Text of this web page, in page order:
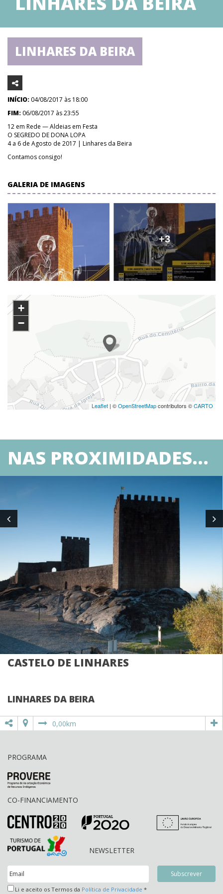
LINHARES DA BEIRA
INÍCIO: 04/08/2017 às 18:00
FIM: 06/08/2017 às 23:55
12 em Rede — Aldeias em Festa
O SEGREDO DE DONA LOPA
4 a 6 de Agosto de 2017 | Linhares da Beira
Contamos consigo!
GALERIA DE IMAGENS
+3
+
−
Leaflet | ©OpenStreetMapcontributors ©CARTO
NAS PROXIMIDADES...
CASTELO DE LINHARES
LINHARES DA BEIRA
0,00km
PROGRAMA
CO-FINANCIAMENTO
NEWSLETTER
Li e aceito os Termos da Política de Privacidade *